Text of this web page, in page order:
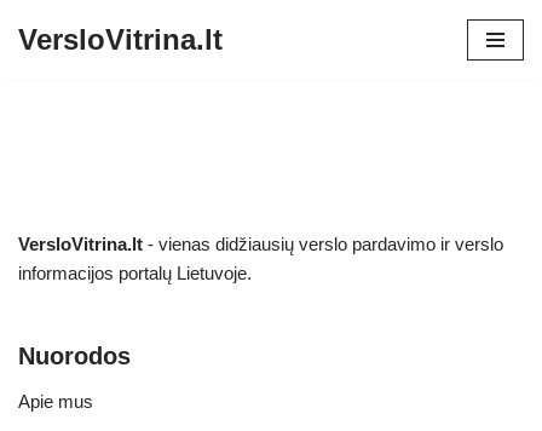
VersloVitrina.lt
VersloVitrina.lt - vienas didžiausių verslo pardavimo ir verslo
informacijos portalų Lietuvoje.
Nuorodos
Apie mus